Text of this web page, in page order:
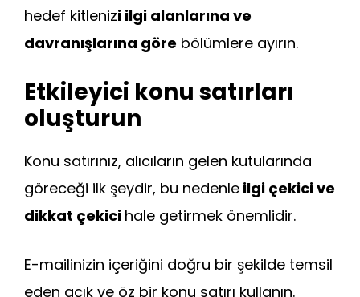
hedef kitlenizi ilgi alanlarına ve
davranışlarına göre bölümlere ayırın.
Etkileyici konu satırları
oluşturun
Konu satırınız, alıcıların gelen kutularında
göreceği ilk şeydir, bu nedenle ilgi çekici ve
dikkat çekici hale getirmek önemlidir.
E-mailinizin içeriğini doğru bir şekilde temsil
eden açık ve öz bir konu satırı kullanın.